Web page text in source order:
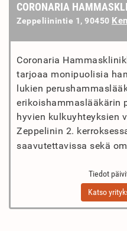
CORONARIA
Zeppeliinintie 1, 90450
Coronaria
tarjoaa monipuolisia
lukien
erikoishammaslääkärin
hyvien kulkuyhteyksien
Zeppelinin 2.
saavutettavissa sekä
Tiedot
Katso